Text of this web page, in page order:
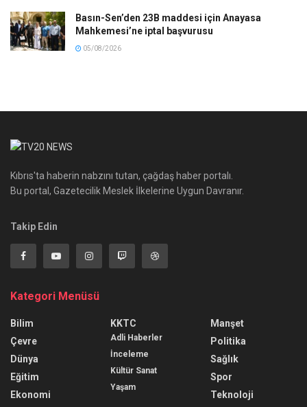
Basın-Sen’den 23B maddesi için Anayasa
Mahkemesi’ne iptal başvurusu
05/08/2026
Kıbrıs'ta haberin nabzını tutan, çağdaş haber portalı.
Bu portal, Gazetecilik Meslek İlkelerine Uygun Davranır.
Takip Edin
Kategori Menüsü
Bilim
Çevre
Dünya
Eğitim
Ekonomi
KKTC
Adli Haberler
İnceleme
Kültür Sanat
Yaşam
Manşet
Politika
Sağlık
Spor
Teknoloji